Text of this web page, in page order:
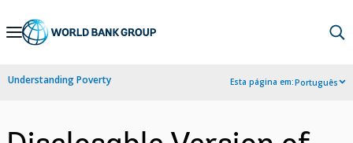
Skip
Navigation
Understanding Poverty Esta página em:Português